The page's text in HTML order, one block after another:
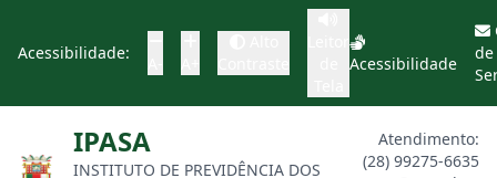
Acessibilidade:
Acessibilidade
de
IPASA
INSTITUTO DE PREVIDÊNCIA DOS
Atendimento:
(28) 99275-6635